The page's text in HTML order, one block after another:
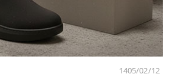
1405/02/12